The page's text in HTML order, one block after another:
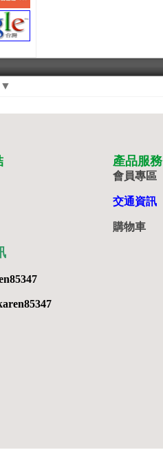
▼
產品服務
會員專區
交通資訊
購物車